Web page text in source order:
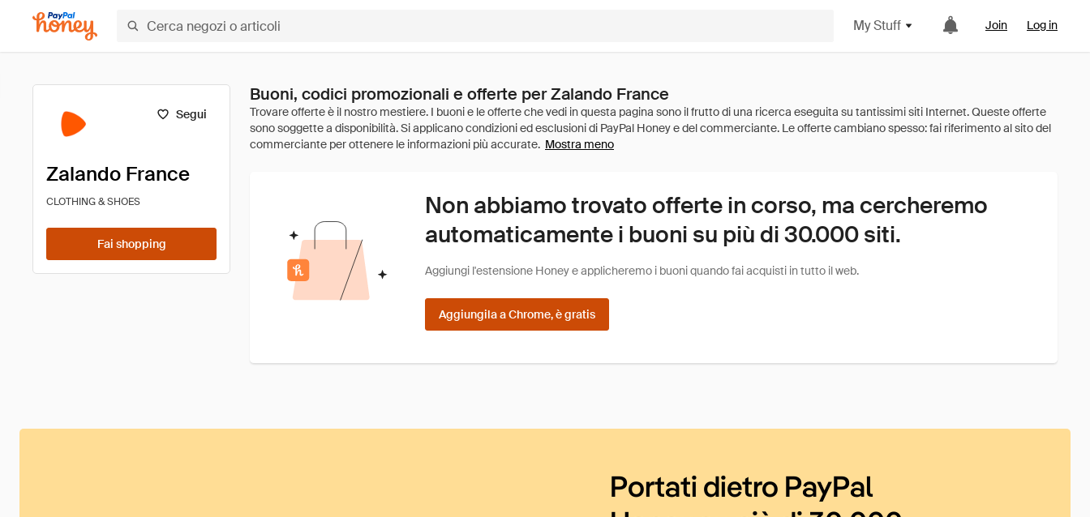
My Stuff Join Log in
Segui
Zalando France
CLOTHING & SHOES
Fai shopping
Buoni, codici promozionali e offerte per Zalando France
Mostra meno
Non abbiamo trovato offerte in corso, ma cercheremo
automaticamente i buoni su più di 30.000 siti.
Aggiungi l'estensione Honey e applicheremo i buoni quando fai acquisti in tutto il web.
Aggiungila a Chrome, è gratis
Portati dietro PayPal